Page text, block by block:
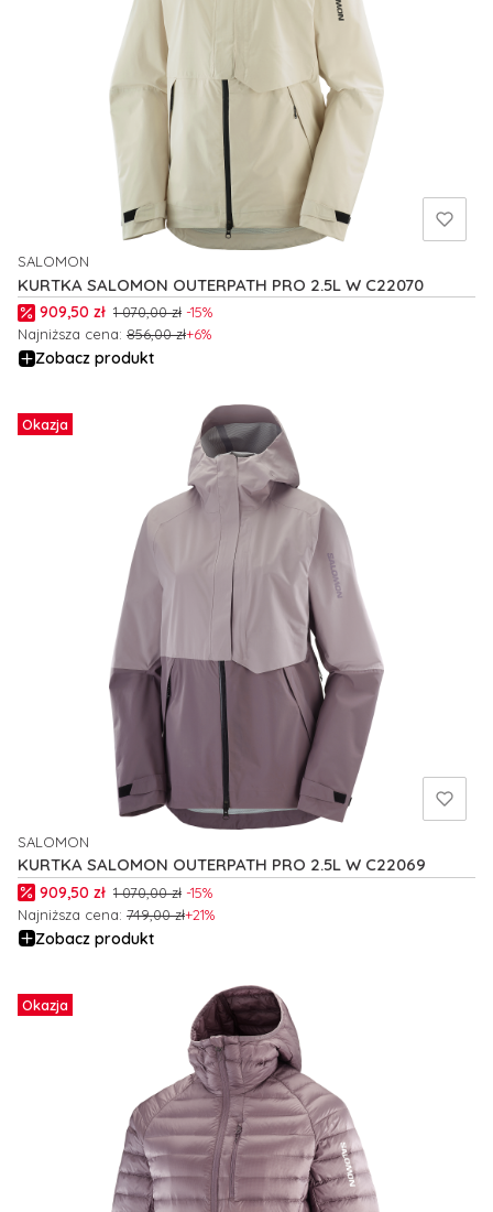
KURTKA SALOMON OUTERPATH PRO 2.5L W C22070
PRODUCENT
SALOMON
Cena promocyjna
909,50 zł 1 070,00 zł -15%
Najniższa cena: 856,00 zł+6%
Zobacz produkt
Okazja
KURTKA SALOMON OUTERPATH PRO 2.5L W C22069
PRODUCENT
SALOMON
Cena promocyjna
909,50 zł 1 070,00 zł -15%
Najniższa cena: 749,00 zł+21%
Zobacz produkt
Okazja